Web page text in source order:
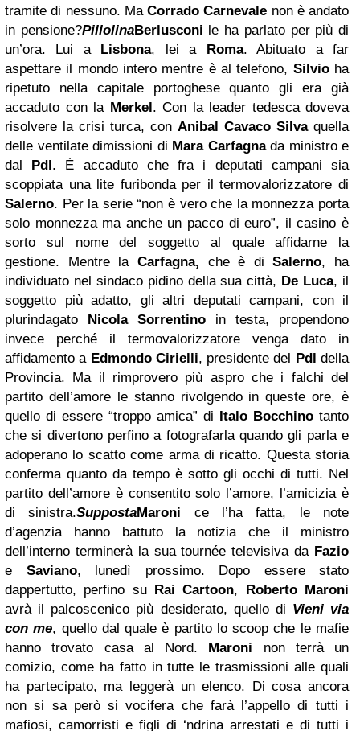
tramite di nessuno. MaCorradoCarnevale non è andato
in pensione?PillolinaBerlusconi le ha parlato per più di
un’ora. Lui a Lisbona, lei a Roma. Abituato a far
aspettare il mondo intero mentre è al telefono, Silvio ha
ripetuto nella capitale portoghese quanto gli era già
accaduto con la Merkel. Con la leader tedesca doveva
risolvere la crisi turca, con Anibal Cavaco Silvaquella
delle ventilate dimissioni di Mara Carfagnada ministro e
dal Pdl. È accaduto che fra i deputati campani sia
scoppiata una lite furibonda per il termovalorizzatore di
Salerno. Per la serie “non è vero che la monnezza porta
solo monnezza ma anche un pacco di euro”, il casino è
sorto sul nome del soggetto al quale affidarne la
gestione. Mentre la Carfagna, che è diSalerno, ha
individuato nel sindaco pidino della sua città, De Luca, il
soggetto più adatto, gli altri deputati campani, con il
plurindagato Nicola Sorrentino in testa, propendono
invece perché il termovalorizzatore venga dato in
affidamento a Edmondo Cirielli, presidente del Pdldella
Provincia. Ma il rimprovero più aspro che i falchi del
partito dell’amore le stanno rivolgendo in queste ore, è
quello di essere “troppo amica” di Italo Bocchino tanto
che si divertono perfino a fotografarla quando gli parla e
adoperano lo scatto come arma di ricatto. Questa storia
conferma quanto da tempo è sotto gli occhi di tutti. Nel
partito dell’amore è consentito solo l’amore, l’amicizia è
di sinistra.SuppostaMaroni ce l’ha fatta, le note
d’agenzia hanno battuto la notizia che il ministro
dell’interno terminerà la sua tournée televisiva da Fazio
e Saviano, lunedì prossimo. Dopo essere stato
dappertutto, perfino su Rai Cartoon, Roberto Maroni
avrà il palcoscenico più desiderato, quello di Vieni via
con me, quello dal quale è partito lo scoop che le mafie
hanno trovato casa al Nord. Maroni non terrà un
comizio, come ha fatto in tutte le trasmissioni alle quali
ha partecipato, ma leggerà un elenco. Di cosa ancora
non si sa però si vocifera che farà l’appello di tutti i
mafiosi, camorristi e figli di ‘ndrina arrestati e di tutti i